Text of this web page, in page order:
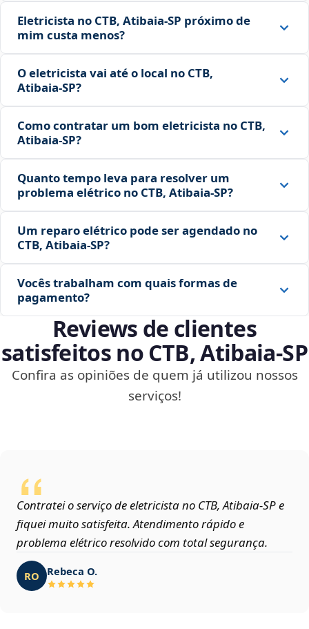
Eletricista no CTB, Atibaia‑SP próximo de
mim custa menos?
O eletricista vai até o local no CTB,
Atibaia‑SP?
Como contratar um bom eletricista no CTB,
Atibaia‑SP?
Quanto tempo leva para resolver um
problema elétrico no CTB, Atibaia‑SP?
Um reparo elétrico pode ser agendado no
CTB, Atibaia‑SP?
Vocês trabalham com quais formas de
pagamento?
Reviews de clientes
satisfeitos no CTB, Atibaia‑SP
Confira as opiniões de quem já utilizou nossos
serviços!
Contratei o serviço de eletricista no CTB, Atibaia‑SP e
fiquei muito satisfeita. Atendimento rápido e
problema elétrico resolvido com total segurança.
RO Rebeca O.